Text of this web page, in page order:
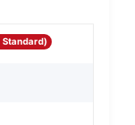
Standard)